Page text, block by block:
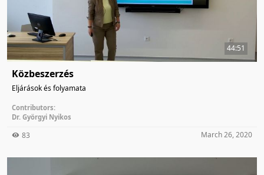
44:51
Közbeszerzés
Eljárások és folyamata
Contributors:
Dr. Györgyi Nyikos
83 March 26, 2020